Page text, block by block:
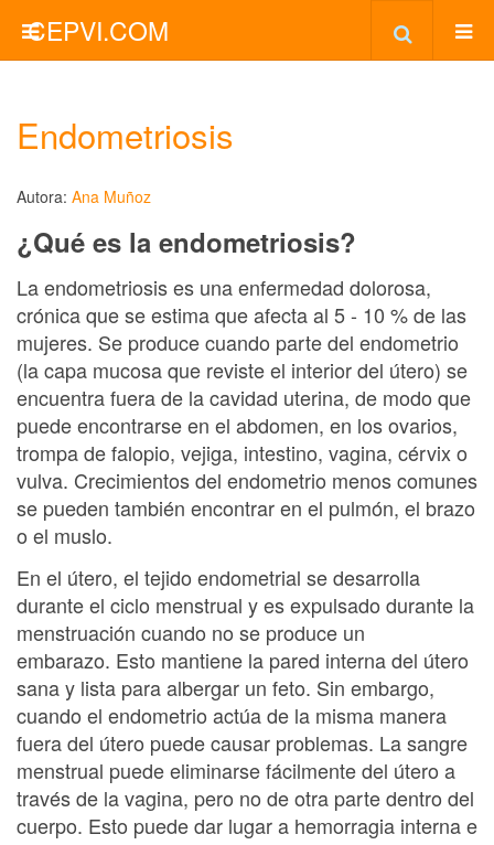
CEPVI.COM
Endometriosis
Autora: Ana Muñoz
¿Qué es la endometriosis?
La endometriosis es una enfermedad dolorosa,
crónica que se estima que afecta al 5 - 10 % de las
mujeres. Se produce cuando parte del endometrio
(la capa mucosa que reviste el interior del útero) se
encuentra fuera de la cavidad uterina, de modo que
puede encontrarse en el abdomen, en los ovarios,
trompa de falopio, vejiga, intestino, vagina, cérvix o
vulva. Crecimientos del endometrio menos comunes
se pueden también encontrar en el pulmón, el brazo
o el muslo.
En el útero, el tejido endometrial se desarrolla
durante el ciclo menstrual y es expulsado durante la
menstruación cuando no se produce un
embarazo. Esto mantiene la pared interna del útero
sana y lista para albergar un feto. Sin embargo,
cuando el endometrio actúa de la misma manera
fuera del útero puede causar problemas. La sangre
menstrual puede eliminarse fácilmente del útero a
través de la vagina, pero no de otra parte dentro del
cuerpo. Esto puede dar lugar a hemorragia interna e